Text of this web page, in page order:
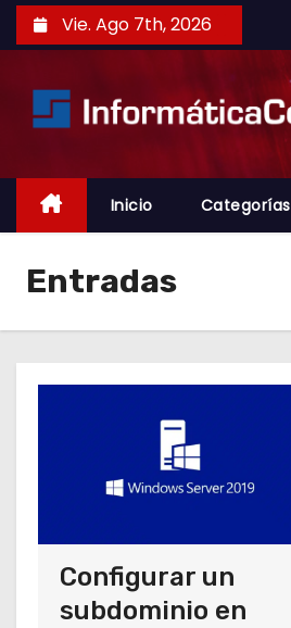
a
l
Vie. Ago 7th, 2026
Inicio Categorías
Entradas
Configurar un
subdominio en